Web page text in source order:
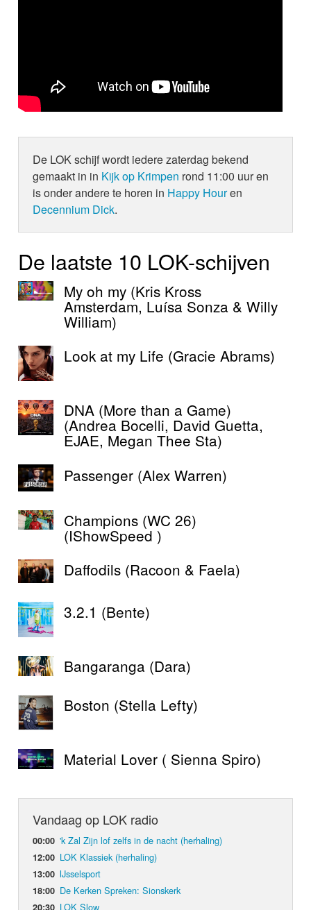
De LOK schijf wordt iedere zaterdag bekend
gemaakt in in Kijk op Krimpen rond 11:00 uur en
is onder andere te horen in Happy Houren
Decennium Dick.
De laatste 10 LOK-schijven
My oh my (Kris Kross
Amsterdam, Luísa Sonza & Willy
William)
Look at my Life (Gracie Abrams)
DNA (More than a Game)
(Andrea Bocelli, David Guetta,
EJAE, Megan Thee Sta)
Passenger (Alex Warren)
Champions (WC 26)
(IShowSpeed )
Daffodils (Racoon & Faela)
3.2.1 (Bente)
Bangaranga (Dara)
Boston (Stella Lefty)
Material Lover ( Sienna Spiro)
Vandaag op LOK radio
00:00 'k Zal Zijn lof zelfs in de nacht (herhaling)
12:00 LOK Klassiek (herhaling)
13:00 IJsselsport
18:00 De Kerken Spreken: Sionskerk
20:30 LOK Slow